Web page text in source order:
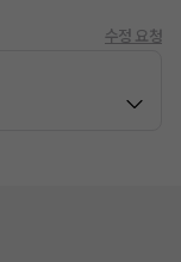
수정 요청